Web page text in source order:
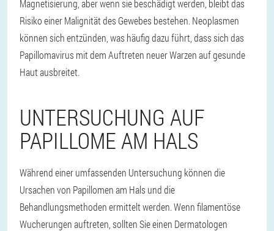
Magnetisierung, aber wenn sie beschädigt werden, bleibt das
Risiko einer Malignität des Gewebes bestehen. Neoplasmen
können sich entzünden, was häufig dazu führt, dass sich das
Papillomavirus mit dem Auftreten neuer Warzen auf gesunde
Haut ausbreitet.
UNTERSUCHUNG AUF
PAPILLOME AM HALS
Während einer umfassenden Untersuchung können die
Ursachen von Papillomen am Hals und die
Behandlungsmethoden ermittelt werden. Wenn filamentöse
Wucherungen auftreten, sollten Sie einen Dermatologen